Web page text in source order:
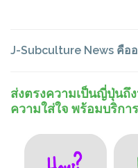
J-Subculture News คือ
ส่งตรงความเป็นญี่ปุ่นถึ
ความใส่ใจ พร้อมบริก